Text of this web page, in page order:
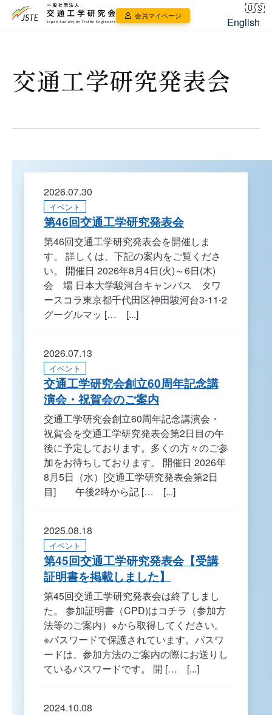
会員マイページ
English
交通工学研究発表会
2026.07.30
イベント
第46回交通工学研究発表会
第46回交通工学研究発表会を開催しま
す。 詳しくは、下記の案内をご覧くださ
い。 開催日 2026年8月4日(火)～6日(木)
会 場 日本大学駿河台キャンパス タワ
ースコラ東京都千代田区神田駿河台3-11-2
グーグルマッ [… [...]
2026.07.13
イベント
交通工学研究会創立60周年記念講
演会・祝賀会のご案内
交通工学研究会創立60周年記念講演会・
祝賀会を交通工学研究発表会第2日目の午
後に予定しております。多くの方々のご参
加をお待ちしております。 開催日 2026年
8月5日（水）[交通工学研究発表会第2日
目] 午後2時から記 [… [...]
2025.08.18
イベント
第45回交通工学研究発表会【受講
証明書を掲載しました】
第45回交通工学研究発表会は終了しまし
た。 参加証明書（CPD)はコチラ（参加方
法等のご案内）※から取得してください。
※パスワードで保護されています。パスワ
ードは、参加方法のご案内の際にお送りし
ているパスワードです。 開 [… [...]
2024.10.08